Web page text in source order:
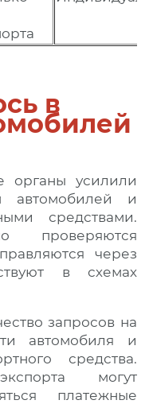
в
органы усилили
автомобилей и
средствами.
проверяются
через
в схемах
запросов на
автомобиля и
средства.
могут
платежные